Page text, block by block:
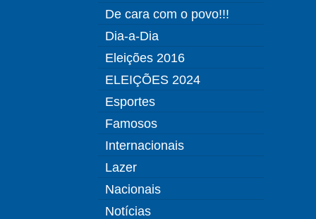
De cara com o povo!!!
Dia-a-Dia
Eleições 2016
ELEIÇÕES 2024
Esportes
Famosos
Internacionais
Lazer
Nacionais
Notícias